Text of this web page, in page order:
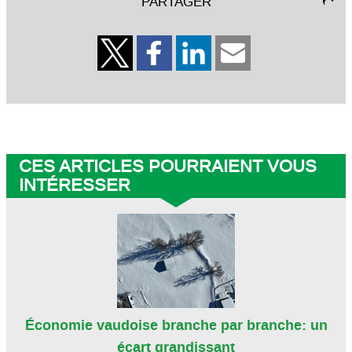
CES ARTICLES POURRAIENT VOUS
INTÉRESSER
Économie vaudoise branche par branche: un
écart grandissant